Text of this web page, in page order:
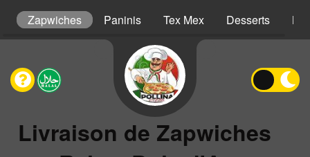
Zapwiches Paninis Tex Mex Desserts
Livraison de Zapwiches